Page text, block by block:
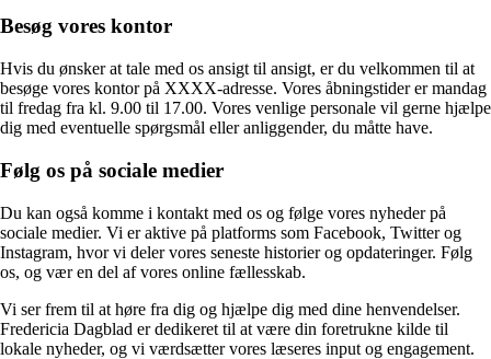
Besøg vores kontor
Hvis du ønsker at tale med os ansigt til ansigt, er du velkommen til at
besøge vores kontor på XXXX-adresse. Vores åbningstider er mandag
til fredag ​​fra kl. 9.00 til 17.00. Vores venlige personale vil gerne hjælpe
dig med eventuelle spørgsmål eller anliggender, du måtte have.
Følg os på sociale medier
Du kan også komme i kontakt med os og følge vores nyheder på
sociale medier. Vi er aktive på platforms som Facebook, Twitter og
Instagram, hvor vi deler vores seneste historier og opdateringer. Følg
os, og vær en del af vores online fællesskab.
Vi ser frem til at høre fra dig og hjælpe dig med dine henvendelser.
Fredericia Dagblad er dedikeret til at være din foretrukne kilde til
lokale nyheder, og vi værdsætter vores læseres input og engagement.